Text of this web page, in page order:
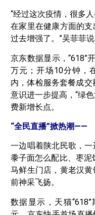
“经过这次疫情，很多
在家里在健康方面的
过去增强了。”吴菲菲说
京东数据显示，“618”
万元；开场10分钟，
内，体检服务套餐成
意识进一步提高，“绿
费新增长点。
“全民直播”掀热潮——
一边唱着陕北民歌，
黍子面怎么配比、枣
马鲜生门店，黄老汉
前神采飞扬。
数据显示，天猫